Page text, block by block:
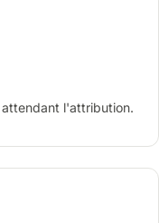
l'attribution.